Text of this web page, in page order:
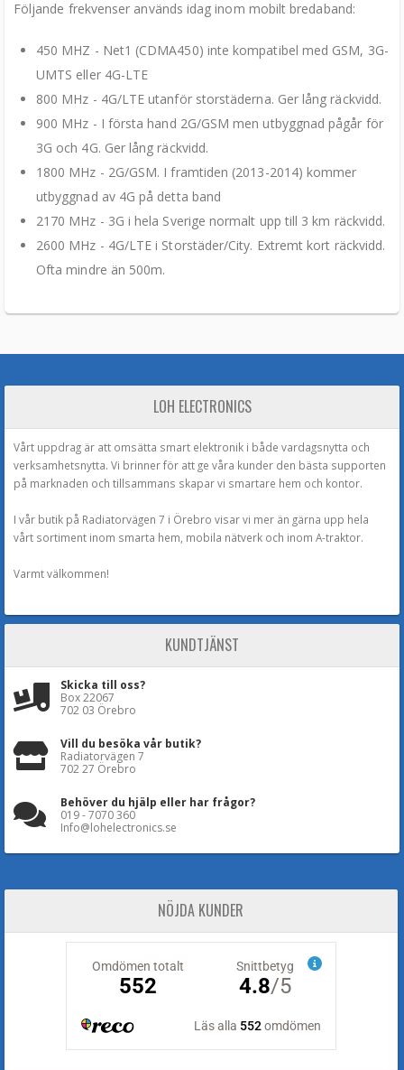
Följande frekvenser används idag inom mobilt bredaband:
450 MHZ - Net1 (CDMA450) inte kompatibel med GSM, 3G-
UMTS eller 4G-LTE
800 MHz - 4G/LTE utanför storstäderna. Ger lång räckvidd.
900 MHz - I första hand 2G/GSM men utbyggnad pågår för
3G och 4G. Ger lång räckvidd.
1800 MHz - 2G/GSM. I framtiden (2013-2014) kommer
utbyggnad av 4G på detta band
2170 MHz - 3G i hela Sverige normalt upp till 3 km räckvidd.
2600 MHz - 4G/LTE i Storstäder/City. Extremt kort räckvidd.
Ofta mindre än 500m.
LOH ELECTRONICS
Vårt uppdrag är att omsätta smart elektronik i både vardagsnytta och
verksamhetsnytta. Vi brinner för att ge våra kunder den bästa supporten
på marknaden och tillsammans skapar vi smartare hem och kontor.
I vår butik på Radiatorvägen 7 i Örebro visar vi mer än gärna upp hela
vårt sortiment inom smarta hem, mobila nätverk och inom A-traktor.
Varmt välkommen!
KUNDTJÄNST
Skicka till oss?
Box 22067
702 03 Örebro
Vill du besöka vår butik?
Radiatorvägen 7
702 27 Örebro
Behöver du hjälp eller har frågor?
019 - 7070 360
Info@lohelectronics.se
NÖJDA KUNDER